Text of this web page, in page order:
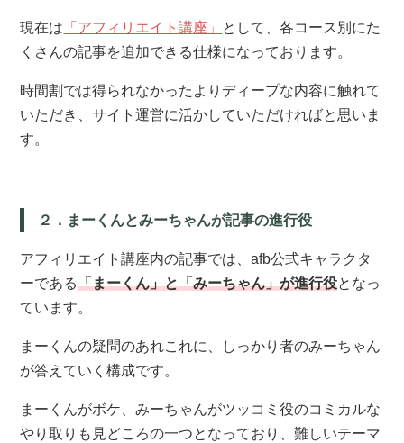
現在は 「アフィリエイト講座」 として、各コース別にた
くさんの記事を追加できる仕様になっております。
時間割では得られなかったよりディープな内容に触れて
いただき、サイト運営に活かしていただければと思いま
す。
２．まーくんとみーちゃんが記事の進行役
アフィリエイト講座内の記事では、afb公式キャラクタ
ーである「まーくん」と「みーちゃん」が進行役となっ
ています。
まーくんの疑問のあれこれに、しっかり者のみーちゃん
が答えていく構成です。
まーくんがボケ、みーちゃんがツッコミ役のコミカルな
やり取りも見どころの一つとなっており、難しいテーマ